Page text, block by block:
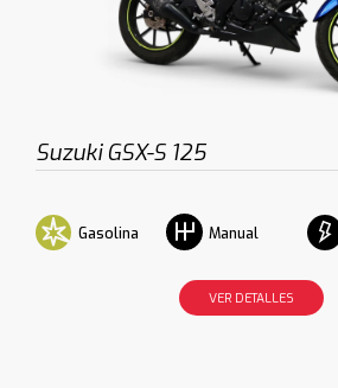
Suzuki GSX-S 125
Gasolina Manual
VER DETALLES